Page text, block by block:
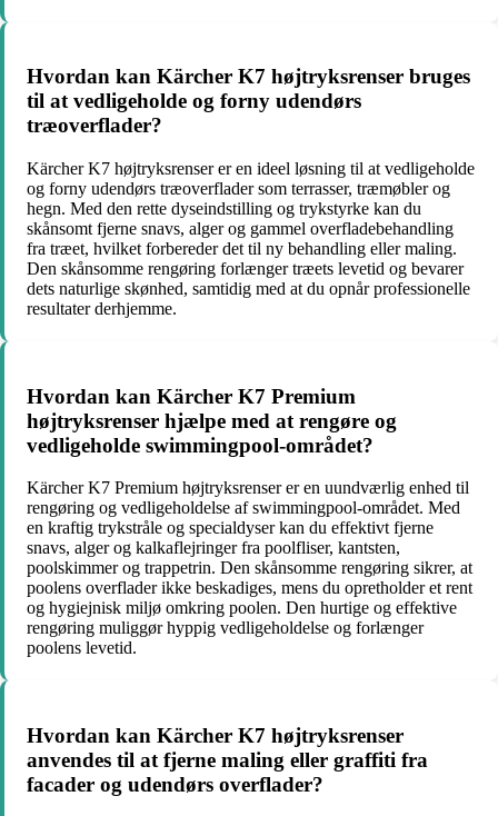
Hvordan kan Kärcher K7 højtryksrenser bruges
til at vedligeholde og forny udendørs
træoverflader?
Kärcher K7 højtryksrenser er en ideel løsning til at vedligeholde
og forny udendørs træoverflader som terrasser, træmøbler og
hegn. Med den rette dyseindstilling og trykstyrke kan du
skånsomt fjerne snavs, alger og gammel overfladebehandling
fra træet, hvilket forbereder det til ny behandling eller maling.
Den skånsomme rengøring forlænger træets levetid og bevarer
dets naturlige skønhed, samtidig med at du opnår professionelle
resultater derhjemme.
Hvordan kan Kärcher K7 Premium
højtryksrenser hjælpe med at rengøre og
vedligeholde swimmingpool-området?
Kärcher K7 Premium højtryksrenser er en uundværlig enhed til
rengøring og vedligeholdelse af swimmingpool-området. Med
en kraftig trykstråle og specialdyser kan du effektivt fjerne
snavs, alger og kalkaflejringer fra poolfliser, kantsten,
poolskimmer og trappetrin. Den skånsomme rengøring sikrer, at
poolens overflader ikke beskadiges, mens du opretholder et rent
og hygiejnisk miljø omkring poolen. Den hurtige og effektive
rengøring muliggør hyppig vedligeholdelse og forlænger
poolens levetid.
Hvordan kan Kärcher K7 højtryksrenser
anvendes til at fjerne maling eller graffiti fra
facader og udendørs overflader?